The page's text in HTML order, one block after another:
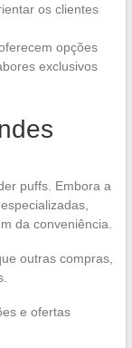
os clientes
opções
exclusivos
puffs. Embora a
da conveniência.
outras compras,
e ofertas